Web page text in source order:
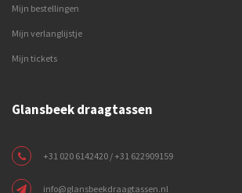
Mijn bestellingen
Mijn verlanglijstje
Mijn tickets
Glansbeek draagtassen
+31 020 6142420 / +31 622909159
info@glansbeekdraagtassen.nl